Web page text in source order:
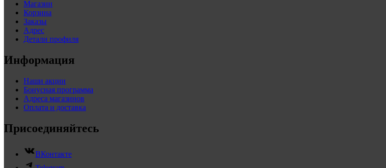
Магазин
Корзина
Заказы
Адрес
Детали профиля
Информация
Наши акции
Бонусная программа
Адреса магазинов
Оплата и доставка
Присоединяйтесь
ВКонтакте